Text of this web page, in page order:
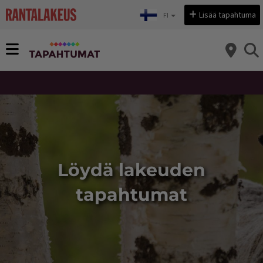
FI Lisää tapahtuma
Löydä lakeuden
tapahtumat